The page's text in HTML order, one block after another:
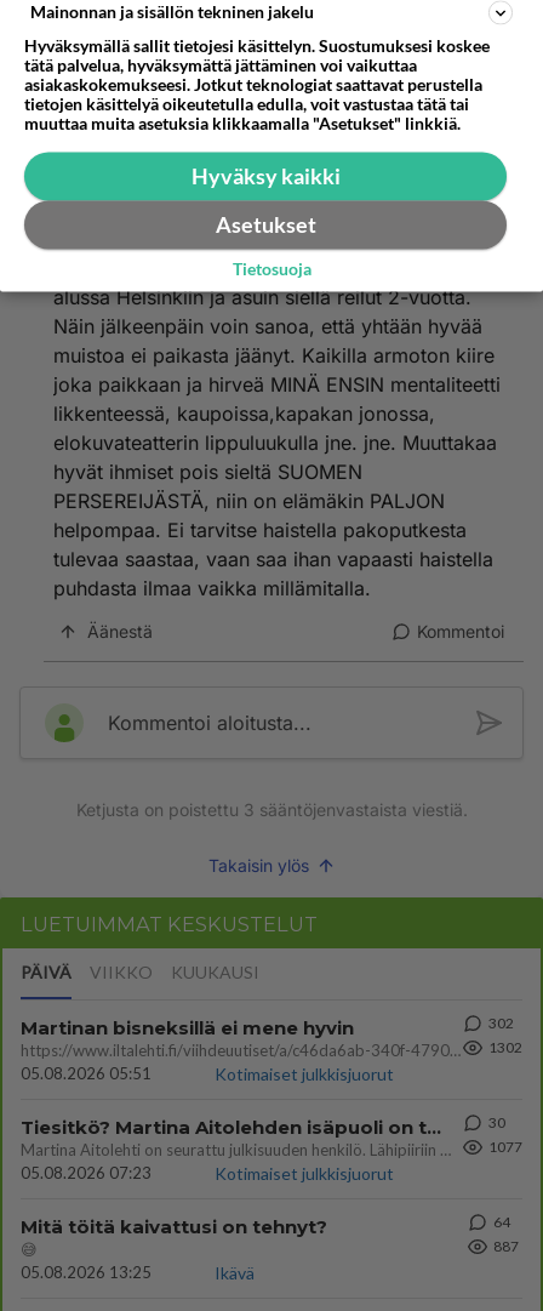
Turha kiire pois!
2001-02-23 19:15:00
tepukirjoitti:
tajusit pointin, eihän muualla ole autojakaan eikä niiden
aiheuttamia ongelmia.
kehäkolmosen sisälle. Suomessa on tilaa asua ja
mellastaa vaikka millä mitalla. Muutin -90-luvun
alussa Helsinkiin ja asuin siellä reilut 2-vuotta.
Näin jälkeenpäin voin sanoa, että yhtään hyvää
muistoa ei paikasta jäänyt. Kaikilla armoton kiire
joka paikkaan ja hirveä MINÄ ENSIN mentaliteetti
likkenteessä, kaupoissa,kapakan jonossa,
elokuvateatterin lippuluukulla jne. jne. Muuttakaa
hyvät ihmiset pois sieltä SUOMEN
PERSEREIJÄSTÄ, niin on elämäkin PALJON
helpompaa. Ei tarvitse haistella pakoputkesta
tulevaa saastaa, vaan saa ihan vapaasti haistella
puhdasta ilmaa vaikka millämitalla.
Äänestä Kommentoi
Kommentoi aloitusta...
Ketjusta on poistettu 3 sääntöjenvastaista viestiä.
Takaisin ylös
LUETUIMMAT KESKUSTELUT
PÄIVÄ VIIKKO KUUKAUSI
Martinan bisneksillä ei mene hyvin
https://www.iltalehti.fi/viihdeuutiset/a/c46da6ab-340f-4790-aaa7-0865eed2336 Yrityksen konkurssihakemus on tullut kärä
05.08.2026 05:51
Kotimaiset julkkisjuorut
302
1302
Tiesitkö? Martina Aitolehden isäpuoli on tämä suosittu laulaja
Martina Aitolehti on seurattu julkisuuden henkilö. Lähipiiriin mahtuu muitakin tunnettuja henkilöitä. Tiesitkö, että Ma
05.08.2026 07:23
Kotimaiset julkkisjuorut
30
1077
Mitä töitä kaivattusi on tehnyt?
😅
05.08.2026 13:25
Ikävä
64
887
Mainonnan ja sisällön tekninen jakelu
Hyväksymällä sallit tietojesi käsittelyn. Suostumuksesi koskee
tätä palvelua, hyväksymättä jättäminen voi vaikuttaa
asiakaskokemukseesi. Jotkut teknologiat saattavat perustella
tietojen käsittelyä oikeutetulla edulla, voit vastustaa tätä tai
muuttaa muita asetuksia klikkaamalla "Asetukset" linkkiä.
Hyväksy kaikki
Asetukset
Tietosuoja